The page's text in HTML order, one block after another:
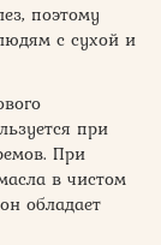
поэтому
с сухой и
при
При
в чистом
обладает